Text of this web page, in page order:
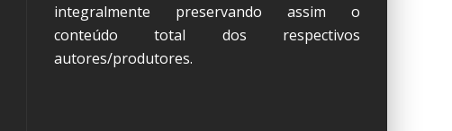
integralmente preservando assim o
conteúdo total dos respectivos
autores/produtores.